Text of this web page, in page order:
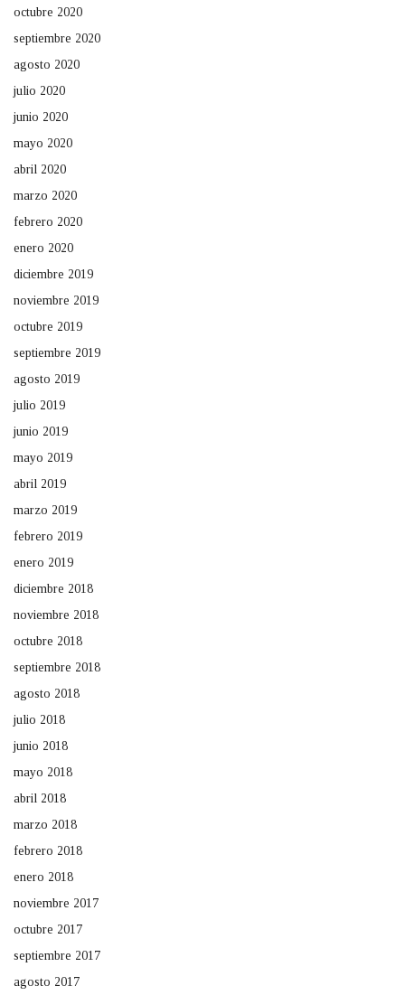
octubre 2020
septiembre 2020
agosto 2020
julio 2020
junio 2020
mayo 2020
abril 2020
marzo 2020
febrero 2020
enero 2020
diciembre 2019
noviembre 2019
octubre 2019
septiembre 2019
agosto 2019
julio 2019
junio 2019
mayo 2019
abril 2019
marzo 2019
febrero 2019
enero 2019
diciembre 2018
noviembre 2018
octubre 2018
septiembre 2018
agosto 2018
julio 2018
junio 2018
mayo 2018
abril 2018
marzo 2018
febrero 2018
enero 2018
noviembre 2017
octubre 2017
septiembre 2017
agosto 2017